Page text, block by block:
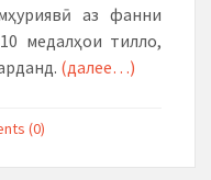
аз фанни
медалҳои тилло,
(далее…)
(0)